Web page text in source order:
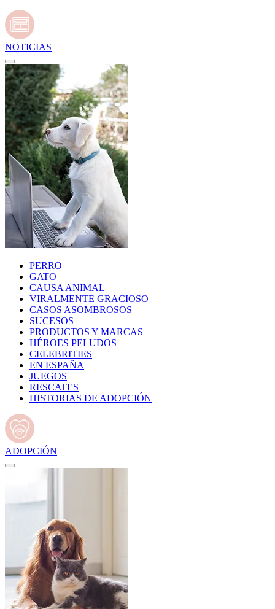
NOTICIAS
PERRO
GATO
CAUSA ANIMAL
VIRALMENTE GRACIOSO
CASOS ASOMBROSOS
SUCESOS
PRODUCTOS Y MARCAS
HÉROES PELUDOS
CELEBRITIES
EN ESPAÑA
JUEGOS
RESCATES
HISTORIAS DE ADOPCIÓN
ADOPCIÓN